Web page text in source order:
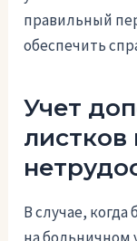
правильный
обеспечить
Учет
В случае,
на больничном